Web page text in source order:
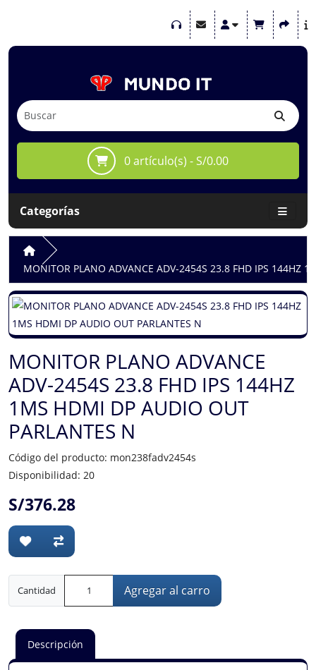
0 artículo(s) - S/0.00
Categorías
MONITOR PLANO ADVANCE ADV-2454S 23.8 FHD IPS 144HZ
MONITOR PLANO ADVANCE
ADV-2454S 23.8 FHD IPS 144HZ
1MS HDMI DP AUDIO OUT
PARLANTES N
Código del producto: mon238fadv2454s
Disponibilidad: 20
S/376.28
Cantidad Agregar al carro
Descripción